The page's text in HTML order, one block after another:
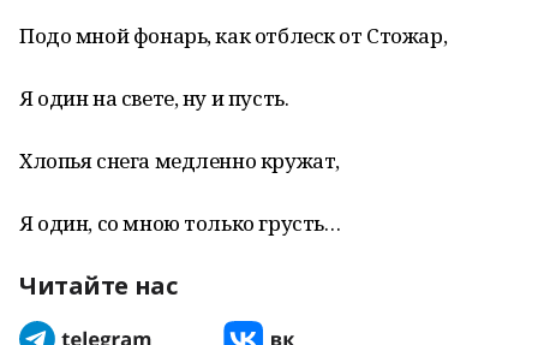
Подо мной фонарь, как отблеск от Стожар,
Я один на свете, ну и пусть.
Хлопья снега медленно кружат,
Я один, со мною только грусть…
Читайте нас